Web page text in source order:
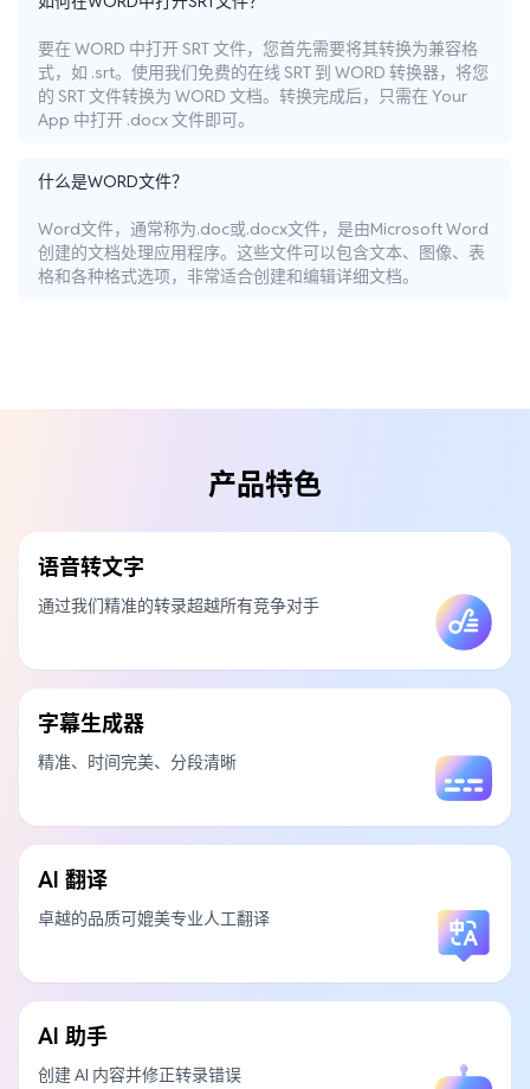
要在 WORD 中打开 SRT 文件，您首先需要将其转换为兼容格
式，如 .srt。使用我们免费的在线 SRT 到 WORD 转换器，将您
的 SRT 文件转换为 WORD 文档。转换完成后，只需在 Your
App 中打开 .docx 文件即可。
什么是WORD文件？
Word文件，通常称为.doc或.docx文件，是由Microsoft Word
创建的文档处理应用程序。这些文件可以包含文本、图像、表
格和各种格式选项，非常适合创建和编辑详细文档。
产品特色
语音转文字
通过我们精准的转录超越所有竞争对手
字幕生成器
精准、时间完美、分段清晰
AI 翻译
卓越的品质可媲美专业人工翻译
AI 助手
创建 AI 内容并修正转录错误